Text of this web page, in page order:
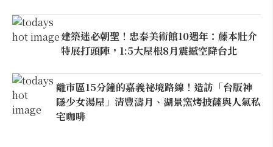
建築迷必朝聖！忠泰美術館10週年：藤本壯介
特展打頭陣，1:5大屋根8月震撼空降台北
離市區15分鐘的嘉義祕境路線！造訪「台版神
隱少女湯屋」清豐濤月、湖景窯烤披薩與人氣私
宅咖啡